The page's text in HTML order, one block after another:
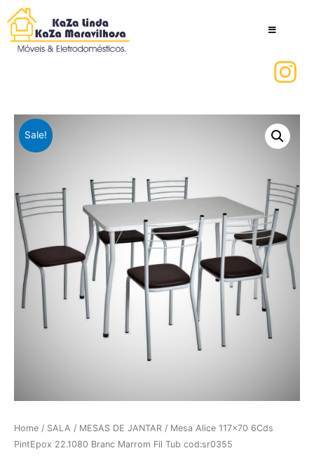
Sale!
Home / SALA / MESAS DE JANTAR / Mesa Alice 117×70 6Cds
PintEpox 22.1080 Branc Marrom Fil Tub cod:sr0355